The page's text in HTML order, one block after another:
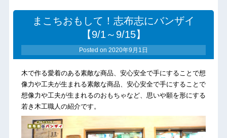
まこちおもして！志布志にバンザイ
【9/1～9/15】
Posted on 2020年9月1日
木で作る愛着のある素敵な商品、安心安全で手にすることで想
像力や工夫が生まれる素敵な商品、安心安全で手にすることで
想像力や工夫が生まれるのおもちゃなど、思いや願を形にする
若き木工職人の紹介です。